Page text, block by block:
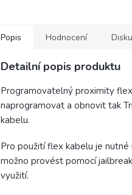
Popis Hodnocení
Detailní popis produktu
Programovatelný proximity
naprogramovat a obnovit tak
kabelu.
Pro použití flex kabelu je
možno provést pomocí
využití.